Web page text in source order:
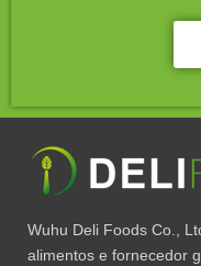
Wuhu Deli Foods Co.,
alimentos e fornecedor